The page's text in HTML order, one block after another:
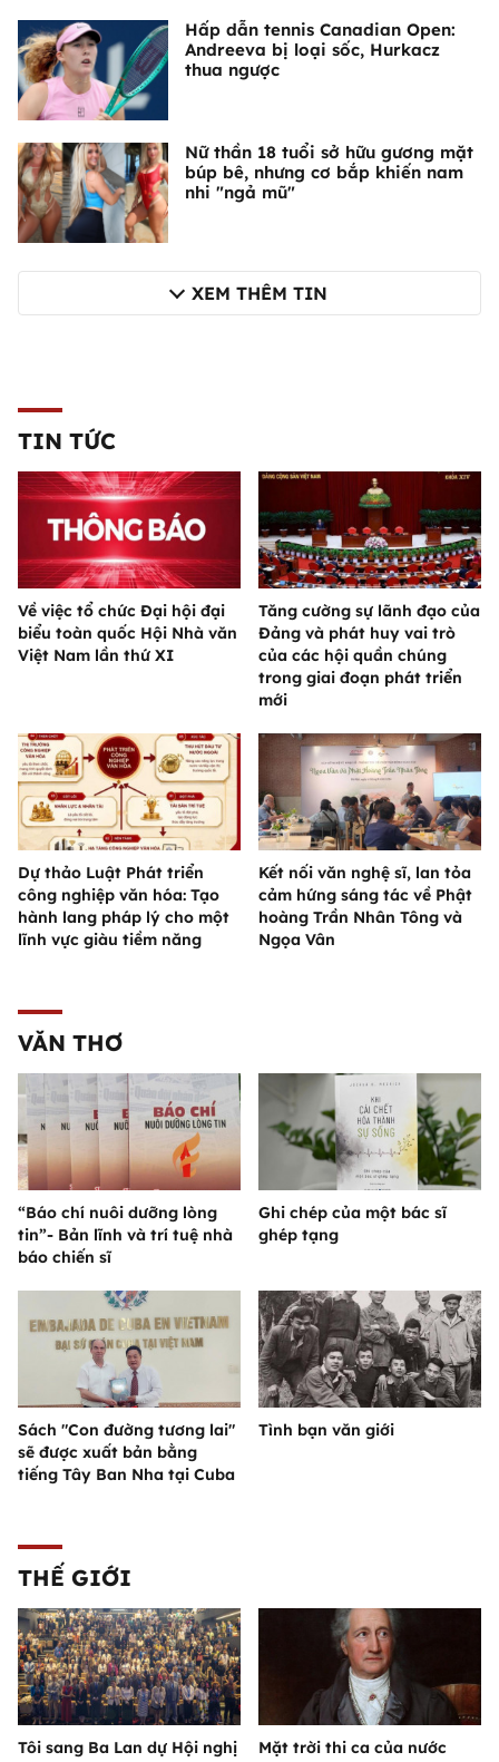
Hấp dẫn tennis Canadian Open:
Andreeva bị loại sốc, Hurkacz
thua ngược
Nữ thần 18 tuổi sở hữu gương mặt
búp bê, nhưng cơ bắp khiến nam
nhi "ngả mũ"
XEM THÊM TIN
TIN TỨC
Về việc tổ chức Đại hội đại
biểu toàn quốc Hội Nhà văn
Việt Nam lần thứ XI
Tăng cường sự lãnh đạo của
Đảng và phát huy vai trò
của các hội quần chúng
trong giai đoạn phát triển
mới
Dự thảo Luật Phát triển
công nghiệp văn hóa: Tạo
hành lang pháp lý cho một
lĩnh vực giàu tiềm năng
Kết nối văn nghệ sĩ, lan tỏa
cảm hứng sáng tác về Phật
hoàng Trần Nhân Tông và
Ngọa Vân
VĂN THƠ
“Báo chí nuôi dưỡng lòng
tin”- Bản lĩnh và trí tuệ nhà
báo chiến sĩ
Ghi chép của một bác sĩ
ghép tạng
Sách "Con đường tương lai"
sẽ được xuất bản bằng
tiếng Tây Ban Nha tại Cuba
Tình bạn văn giới
THẾ GIỚI
Tôi sang Ba Lan dự Hội nghị
Mặt trời thi ca của nước